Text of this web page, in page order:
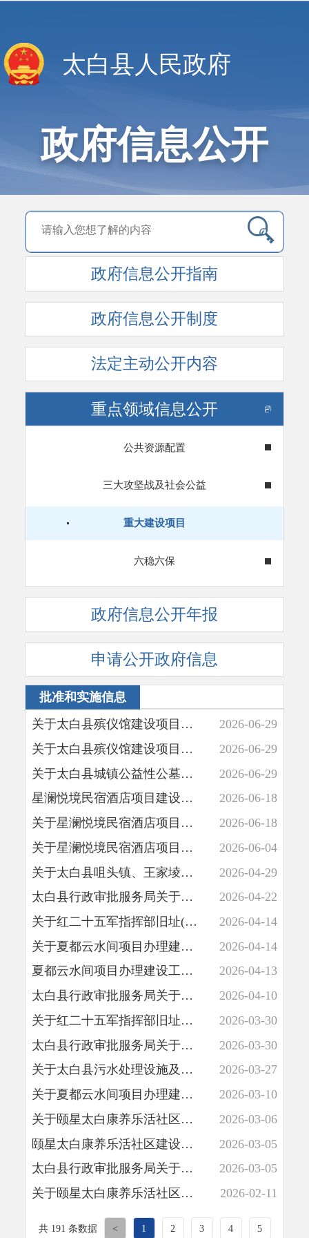
太白县人民政府
政府信息公开
政府信息公开指南
政府信息公开制度
法定主动公开内容
重点领域信息公开
公共资源配置
三大攻坚战及社会公益
重大建设项目
六稳六保
政府信息公开年报
申请公开政府信息
批准和实施信息
2026-06-29
2026-06-29
2026-06-29
2026-06-18
2026-06-18
2026-06-04
2026-04-29
2026-04-22
2026-04-14
2026-04-14
2026-04-13
2026-04-10
2026-03-30
2026-03-30
2026-03-27
2026-03-10
2026-03-06
2026-03-05
2026-03-05
2026-02-11
共 191 条数据 < 1 2 3 4 5